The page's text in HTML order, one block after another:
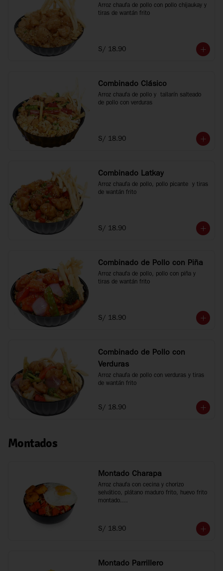
Arroz chaufa de pollo con pollo chijaukay y
tiras de wantán frito
S/ 18.90
Combinado Clásico
Arroz chaufa de pollo y  tallarín salteado
de pollo con verduras
S/ 18.90
Combinado Latkay
Arroz chaufa de pollo, pollo picante  y tiras
de wantán frito
S/ 18.90
Combinado de Pollo con Piña
Arroz chaufa de pollo, pollo con piña y
tiras de wantán frito
S/ 18.90
Combinado de Pollo con
Verduras
Arroz chaufa de pollo con verduras y tiras
de wantán frito
S/ 18.90
Montados
Montado Charapa
Arroz chaufa con cecina y chorizo
selvático, plátano maduro frito, huevo frito
montado.
S/ 18.90
Montado Parrillero